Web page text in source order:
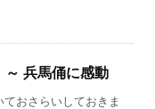
兵馬俑に感動
おさらいしておきま